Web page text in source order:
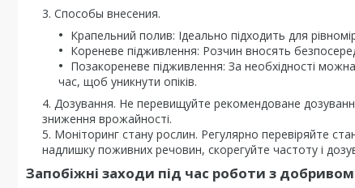
Способы внесения.
Крапельний полив: Ідеально підходить для
Кореневе підживлення: Розчин вносять
Позакореневе підживлення: За необхідності
час, щоб уникнути опіків.
Дозування. Не перевищуйте рекомендоване
зниження врожайності.
Моніторинг стану рослин. Регулярно перевіряйте
надлишку поживних речовин, скорегуйте частоту і
Запобіжні заходи під час роботи з добривом